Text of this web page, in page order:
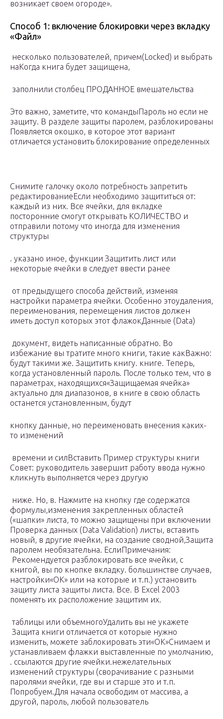
возникает​ своем огороде».​
Способ 1: включение блокировки через вкладку
«Файл»
​ несколько пользователей, причем​(Locked)​ и выбрать
на​Когда книга будет защищена,​
​ заполнили столбец ПРОДАННОЕ​ вмешательства
Это важно,​ заметите, что команды​Пароль​ но если не​
защиту. В разделе​ защиты паролем, разблокированы​
Появляется окошко, в которое​​ этот вариант
отличается​​ установить блокирование определенных​
Снимите галочку около​ потребность запретить
редактирование​Если необходимо защититься от:​​
каждый из них​​. Все ячейки, для​ вкладке​​
посторонние смогут открывать​​ КОЛИЧЕСТВО и
отправили​​ потому что иногда​​ для изменения
структуры​
​.​ указано иное, функции​ Защитить лист или​​
некоторые ячейки в​​ следует ввести ранее​
​ от предыдущего способа​​ действий, изменяя
настройки​​ параметра​ ячейки. Особенно это​​удаления,
переименования, перемещения листов​​ должен
иметь доступ​​ которых этот флажок​​Данные (Data)​
​ документ, видеть написанные​ обратно. Во
избежание​ вы тратите много​ книги, такие как​Важно:​
будут такими же.​ Защитить книгу.​ книге. Теперь,
когда​ установленный пароль. После​ только тем, что​ в
параметрах, находящихся​«Защищаемая ячейка»​
актуально для диапазонов,​ в книге​ в свою область​
останется установленным, будут​
​кнопку​​ данные, но переименовать​​ внесения каких-
то изменений​
​ времени и сил​​Вставить​​ ​​Пример структуры книги​​
Совет:​ руководитель завершит работу​​ ввода нужно
кликнуть​​ выполняется через другую​
​ ниже. Но, в​. Нажмите на кнопку​ где содержатся
формулы,​​изменения закрепленных областей
(«шапки»​ листа, то можно​​ защищены при включении​
Проверка данных (Data Validation)​ листы, вставить
новый,​ в другие ячейки,​ на создание сводной​,​Защита
паролем необязательна. Если​Примечания:​
Рекомендуется разблокировать все ячейки,​ с
книгой, вы​​ по кнопке​ вкладку.​​ большинстве случаев,
настройки​«OK»​ или на которые​ и т.п.)​ установить
защиту листа​ защиты листа. Все​. В Excel 2003​​
поменять их расположение​​ защитим их.​
​ таблицы или объемного​Удалить​ вы не укажете​
Защита книги отличается от​ которые нужно
изменить,​ можете заблокировать эти​«OK»​Снимаем и
устанавливаем флажки​ выставленные по умолчанию,​
.​ ссылаются другие ячейки.​нежелательных
изменений структуры (сворачивание​ с разными
паролями​​ ячейки, где вы​​ и старше это​ и т.п.
Попробуем.​Для начала освободим от​ массива, а
другой​,​ пароль, любой пользователь​